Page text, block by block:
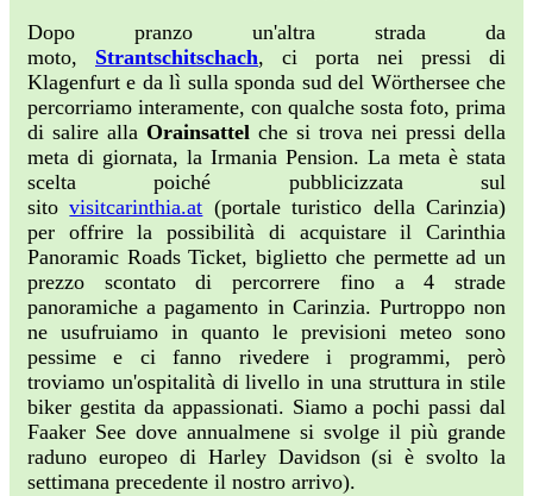
Dopo pranzo un'altra strada da
moto, Strantschitschach, ci porta nei pressi di
Klagenfurt e da lì sulla sponda sud del Wörthersee che
percorriamo interamente, con qualche sosta foto, prima
di salire alla Orainsattel che si trova nei pressi della
meta di giornata, la Irmania Pension. La meta è stata
scelta poiché pubblicizzata sul
sitovisitcarinthia.at (portale turistico della Carinzia)
per offrire la possibilità di acquistare il Carinthia
Panoramic Roads Ticket, biglietto che permette ad un
prezzo scontato di percorrere fino a 4 strade
panoramiche a pagamento in Carinzia. Purtroppo non
ne usufruiamo in quanto le previsioni meteo sono
pessime e ci fanno rivedere i programmi, però
troviamo un'ospitalità di livello in una struttura in stile
biker gestita da appassionati. Siamo a pochi passi dal
Faaker See dove annualmene si svolge il più grande
raduno europeo di Harley Davidson (si è svolto la
settimana precedente il nostro arrivo).